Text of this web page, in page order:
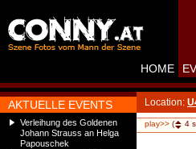
AKTUELLE EVENTS
Verleihung des Goldenen
Johann Strauss an Helga
Papouschek
HOME
Location:
play>> ( 4